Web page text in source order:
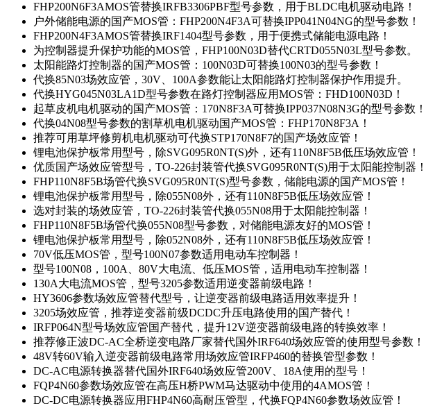
FHP200N6F3AMOS管替换IRFB3306PBF型号参数，用于BLDC电机驱动电路！
户外储能电源的国产MOS管：FHP200N4F3A可替换IPP041N04NG的型号参数！
FHP200N4F3AMOS管替换IRF1404型号参数，用于便携式储能电源电路！
为控制器提升保护功能的MOS管，FHP100N03D替代CRTD055N03L型号参数。
太阳能路灯控制器的国产MOS管：100N03D可替换100N03的型号参数！
代换85N03场效应管，30V、100A参数能让太阳能路灯控制器保护作用提升。
代换HYG045N03LA1D型号参数在路灯控制器应用MOS管：FHD100N03D！
起草皮机电机驱动的国产MOS管：170N8F3A可替换IPP037N08N3G的型号参数！
代换04N08型号参数的割草机电机驱动国产MOS管：FHP170N8F3A！
推荐可用草坪修剪机电机驱动可代换STP170N8F7的国产场效应管！
锂电池保护板常用型号，除SVG095R0NT(S)外，还有110N8F5B低压场效应管！
优质国产场效应管型号，TO-226封装管代换SVG095R0NT(S)用于太阳能控制器！
FHP110N8F5B场管代换SVG095R0NT(S)型号参数，储能电源的国产MOS管！
锂电池保护板常用型号，除055N08外，还有110N8F5B低压场效应管！
选对封装的场效应管，TO-226封装管代换055N08用于太阳能控制器！
FHP110N8F5B场管代换055N08型号参数，对储能电源友好的MOS管！
锂电池保护板常用型号，除052N08外，还有110N8F5B低压场效应管！
70V低压MOS管，型号100N07参数适用电动车控制器！
型号100N08，100A、80V大电流、低压MOS管，适用电动车控制器！
130A大电流MOS管，型号3205参数适用逆变器前级电路！
HY3606参数场效应管替代型号，让逆变器前级电路适用效率提升！
3205场效应管，推荐逆变器前级DCDC升压电路使用的国产替代！
IRFP064N型号场效应管国产替代，提升12V逆变器前级电路的转换效率！
推荐修正波DC-AC全桥逆变电路厂家替代国外IRF640场效应管的使用型号参数！
48V转60V输入逆变器前级电路常用场效应管IRFP460的替换管型参数！
DC-AC电源转换器替代国外IRF640场效应管200V、18A使用的型号！
FQP4N60参数场效应管在高压H桥PWM马达驱动中使用的4AMOS管！
DC-DC电源转换器应用FHP4N60高耐压管型，代换FQP4N60参数场效应管！